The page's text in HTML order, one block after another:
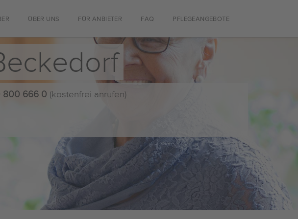
ÜBER UNS FÜR ANBIETER FAQ PFLEGEANGEBOTE
800 666 0 (kostenfrei anrufen)